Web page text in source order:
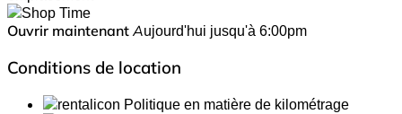
Ouvrir maintenant Aujourd'hui jusqu'à 6:00pm
Conditions de location
Politique en matière de kilométrage